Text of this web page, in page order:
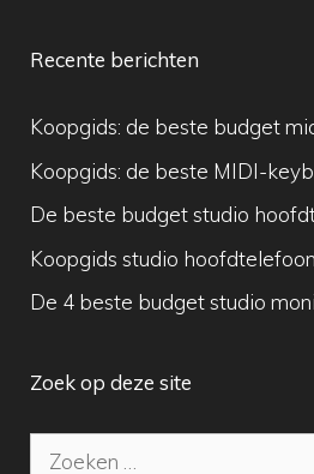
Recente berichten
Koopgids: de beste budget
Koopgids: de beste MIDI-
De beste budget studio
Koopgids studio
De 4 beste budget studio
Zoek op deze site
Zoek